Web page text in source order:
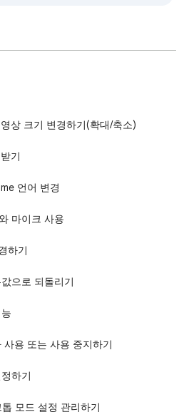
상 크기 변경하기(확대/축소)
기
언어 변경
마이크 사용
하기
으로 되돌리기
용 또는 사용 중지하기
하기
모드 설정 관리하기